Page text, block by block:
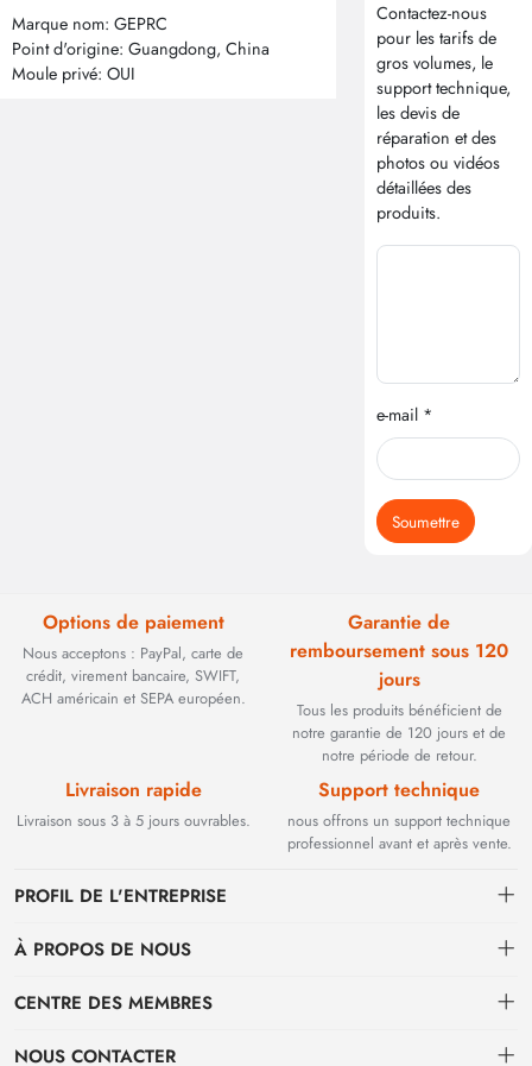
Marque nom: GEPRC
Point d'origine: Guangdong, China
Moule privé: OUI
Contactez-nous
pour les tarifs de
gros volumes, le
support technique,
les devis de
réparation et des
photos ou vidéos
détaillées des
produits.
e-mail *
Soumettre
Options de paiement
Nous acceptons : PayPal, carte de
crédit, virement bancaire, SWIFT,
ACH américain et SEPA européen.
Garantie de
remboursement sous 120
jours
Tous les produits bénéficient de
notre garantie de 120 jours et de
notre période de retour.
Livraison rapide
Livraison sous 3 à 5 jours ouvrables.
Support technique
nous offrons un support technique
professionnel avant et après vente.
PROFIL DE L'ENTREPRISE
Fondée en 2002, BEYOND TECHNOLOGY INTERNATIONAL LIMITED
performance. Face à l'évolution des réseaux industriels, nous avons
À PROPOS DE NOUS
Contact
CENTRE DES MEMBRES
centre personnel
NOUS CONTACTER